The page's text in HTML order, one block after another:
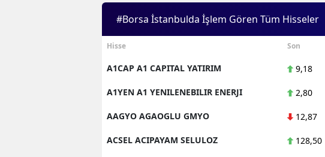
#Borsa İstanbulda İşlem Gören Tüm Hisseler
Hisse Son
A1CAP A1 CAPITAL YATIRIM 9,18
A1YEN A1 YENILENEBILIR ENERJI 2,80
AAGYO AGAOGLU GMYO 12,87
ACSEL ACIPAYAM SELULOZ 128,50